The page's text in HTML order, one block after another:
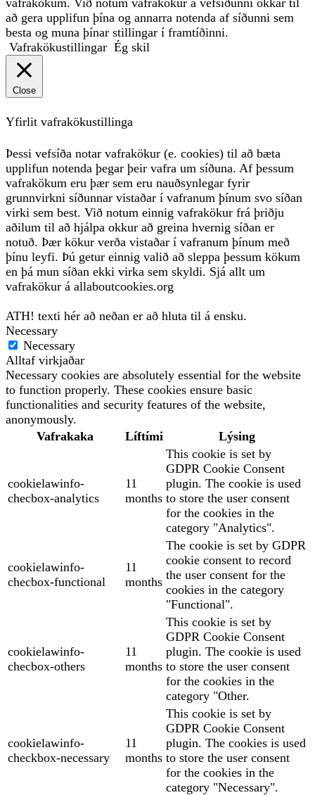
að gera upplifun þína og annarra notenda af síðunni sem
besta og muna þínar stillingar í framtíðinni.
Vafrakökustillingar Ég skil
Close
Yfirlit vafrakökustillinga
Þessi vefsíða notar vafrakökur (e. cookies) til að bæta
upplifun notenda þegar þeir vafra um síðuna. Af þessum
vafrakökum eru þær sem eru nauðsynlegar fyrir
grunnvirkni síðunnar vistaðar í vafranum þínum svo síðan
virki sem best. Við notum einnig vafrakökur frá þriðju
aðilum til að hjálpa okkur að greina hvernig síðan er
notuð. Þær kökur verða vistaðar í vafranum þínum með
þínu leyfi. Þú getur einnig valið að sleppa þessum kökum
en þá mun síðan ekki virka sem skyldi. Sjá allt um
vafrakökur á allaboutcookies.org
ATH! texti hér að neðan er að hluta til á ensku.
Necessary
Necessary
Alltaf virkjaðar
Necessary cookies are absolutely essential for the website
to function properly. These cookies ensure basic
functionalities and security features of the website,
anonymously.
Vafrakaka
Líftími Lýsing
cookielawinfo-
checbox-analytics
11
months
This cookie is set by
GDPR Cookie Consent
plugin. The cookie is used
to store the user consent
for the cookies in the
category "Analytics".
cookielawinfo-
checbox-functional
11
months
The cookie is set by GDPR
cookie consent to record
the user consent for the
cookies in the category
"Functional".
cookielawinfo-
checbox-others
11
months
This cookie is set by
GDPR Cookie Consent
plugin. The cookie is used
to store the user consent
for the cookies in the
category "Other.
cookielawinfo-
checkbox-necessary
11
months
This cookie is set by
GDPR Cookie Consent
plugin. The cookies is used
to store the user consent
for the cookies in the
category "Necessary".